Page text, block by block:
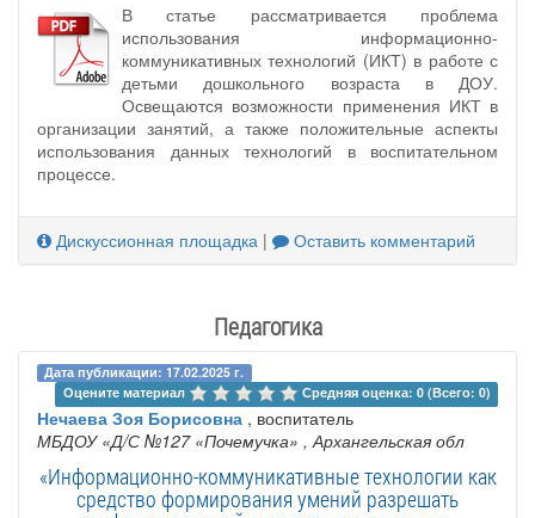
В статье рассматривается проблема
использования информационно-
коммуникативных технологий (ИКТ) в работе с
детьми дошкольного возраста в ДОУ.
Освещаются возможности применения ИКТ в
организации занятий, а также положительные аспекты
использования данных технологий в воспитательном
процессе.
Дискуссионная площадка | Оставить комментарий
Педагогика
Дата публикации: 17.02.2025 г.
Оцените материал
Средняя оценка: 0 (Всего: 0)
Нечаева Зоя Борисовна , воспитатель
МБДОУ «Д/С №127 «Почемучка» , Архангельская обл
«Информационно-коммуникативные технологии как
средство формирования умений разрешать